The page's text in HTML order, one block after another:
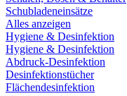
Schubladeneinsätze
Alles anzeigen
Hygiene & Desinfektion
Hygiene & Desinfektion
Abdruck-Desinfektion
Desinfektionstücher
Flächendesinfektion